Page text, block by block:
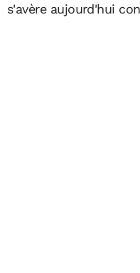
s'avère aujourd'hui